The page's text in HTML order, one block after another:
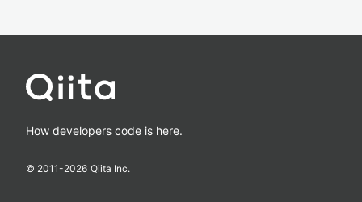
How developers code is here.
© 2011-2026 Qiita Inc.